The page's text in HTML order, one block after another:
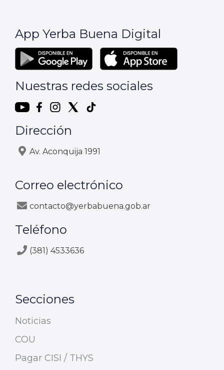
App Yerba Buena Digital
Nuestras redes sociales
Dirección
Av. Aconquija 1991
Correo electrónico
contacto@yerbabuena.gob.ar
Teléfono
(381) 4533636
Secciones
Noticias
COU
Pagar CISI / THYS